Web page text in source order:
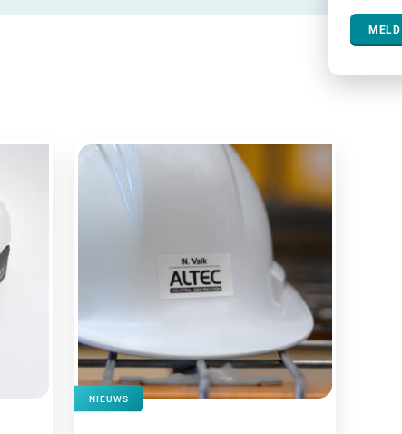
NIEUWS